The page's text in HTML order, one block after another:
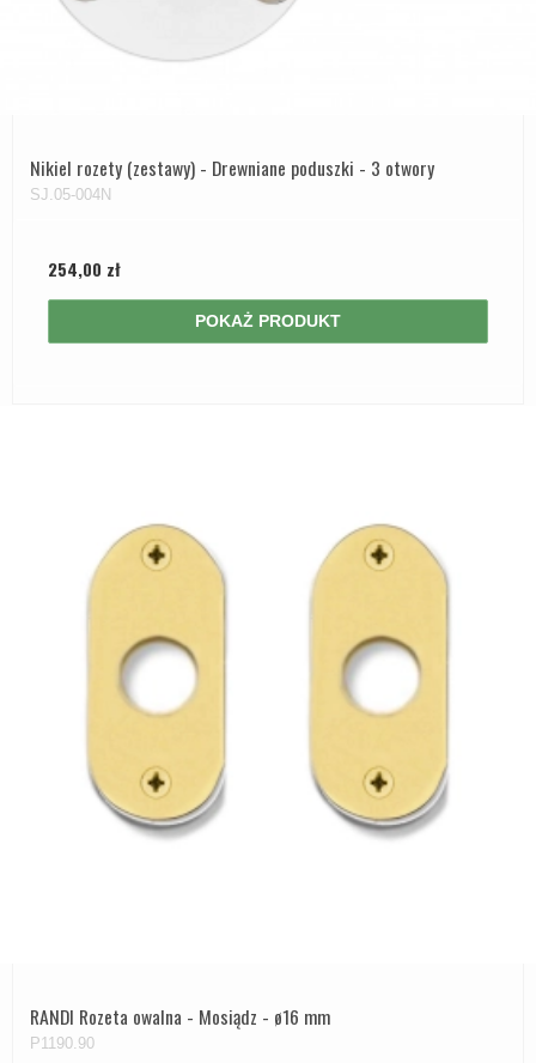
Nikiel rozety (zestawy) - Drewniane poduszki - 3 otwory
SJ.05-004N
254,00 zł
POKAŻ PRODUKT
RANDI Rozeta owalna - Mosiądz - ø16 mm
P1190.90